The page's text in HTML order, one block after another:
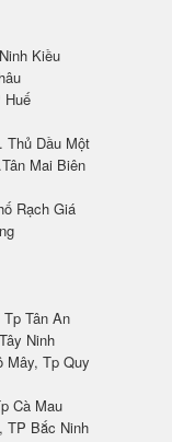
Kiều
Huế
Thủ Dầu Một
Mai Biên
Rạch Giá
Tân An
Ninh
Mây, Tp Quy
Cà Mau
TP Bắc Ninh